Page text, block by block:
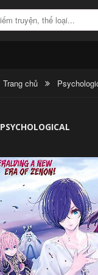
Trang chủ
PSYCHOLOGICAL